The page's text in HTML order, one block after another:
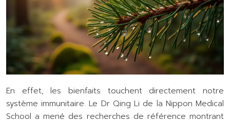
En effet, les bienfaits touchent directement notre
système immunitaire. Le Dr Qing Li de la Nippon Medical
School a mené des recherches de référence montrant